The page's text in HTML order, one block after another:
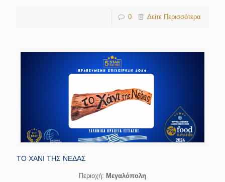
0 Δείτε Περισσότερα
ΤΟ ΧΑΝΙ ΤΗΣ ΝΕΔΑΣ
Περιοχή: Μεγαλόπολη